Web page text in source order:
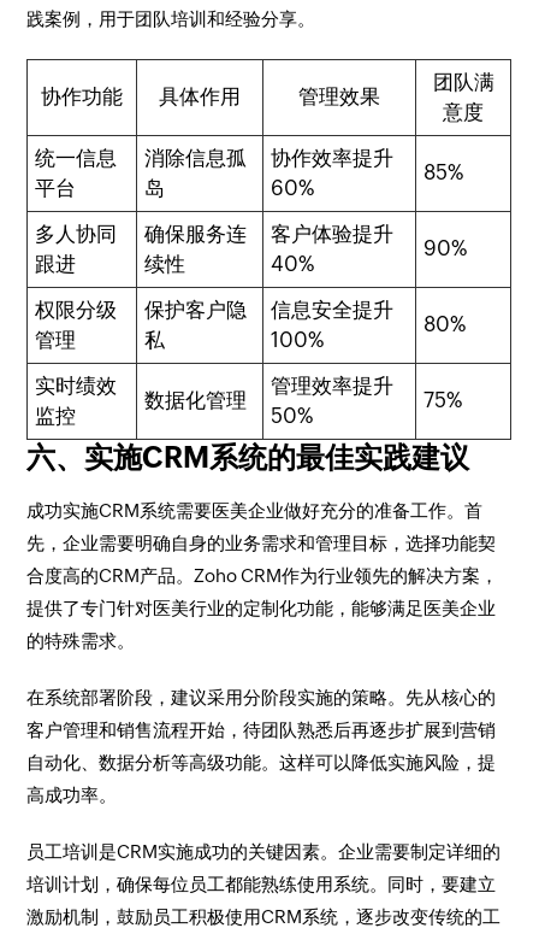
践案例，用于团队培训和经验分享。
协作功能 具体作用 管理效果
团队满
意度
统一信息
平台
消除信息孤
岛
协作效率提升
60%
85%
多人协同
跟进
确保服务连
续性
客户体验提升
40%
90%
权限分级
管理
保护客户隐
私
信息安全提升
100%
80%
实时绩效
监控
数据化管理
管理效率提升
50%
75%
六、实施CRM系统的最佳实践建议
成功实施CRM系统需要医美企业做好充分的准备工作。首
先，企业需要明确自身的业务需求和管理目标，选择功能契
合度高的CRM产品。Zoho CRM作为行业领先的解决方案，
提供了专门针对医美行业的定制化功能，能够满足医美企业
的特殊需求。
在系统部署阶段，建议采用分阶段实施的策略。先从核心的
客户管理和销售流程开始，待团队熟悉后再逐步扩展到营销
自动化、数据分析等高级功能。这样可以降低实施风险，提
高成功率。
员工培训是CRM实施成功的关键因素。企业需要制定详细的
培训计划，确保每位员工都能熟练使用系统。同时，要建立
激励机制，鼓励员工积极使用CRM系统，逐步改变传统的工